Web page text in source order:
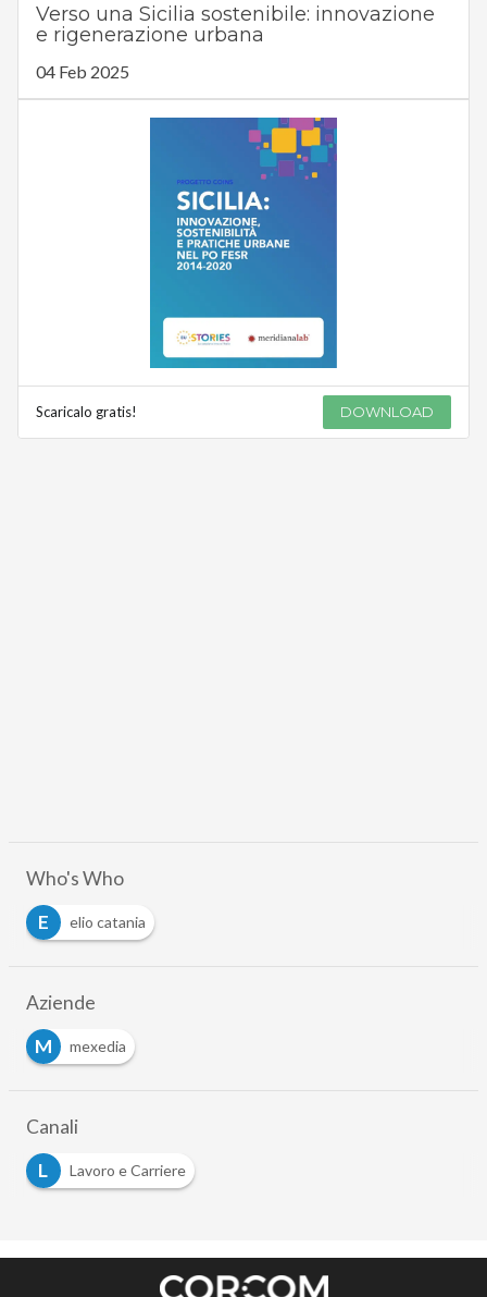
Verso una Sicilia sostenibile: innovazione
e rigenerazione urbana
04 Feb 2025
Scaricalo gratis! DOWNLOAD
Who's Who
E
elio catania
Aziende
M
mexedia
Canali
L
Lavoro e Carriere